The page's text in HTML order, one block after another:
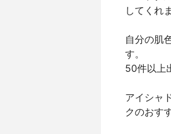
してくれ
自分の肌
す。
50件以上
アイシャ
クのおす